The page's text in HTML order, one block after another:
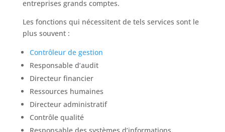
entreprises grands comptes.
Les fonctions qui nécessitent de tels services sont le
plus souvent :
Contrôleur de gestion
Responsable d’audit
Directeur financier
Ressources humaines
Directeur administratif
Contrôle qualité
Responsable des systèmes d’informations.